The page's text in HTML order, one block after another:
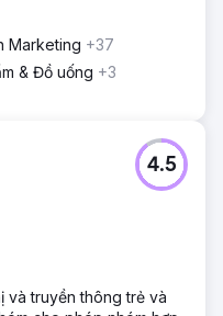
Marketing +37
& Đồ uống +3
4.5
và truyền thông trẻ và